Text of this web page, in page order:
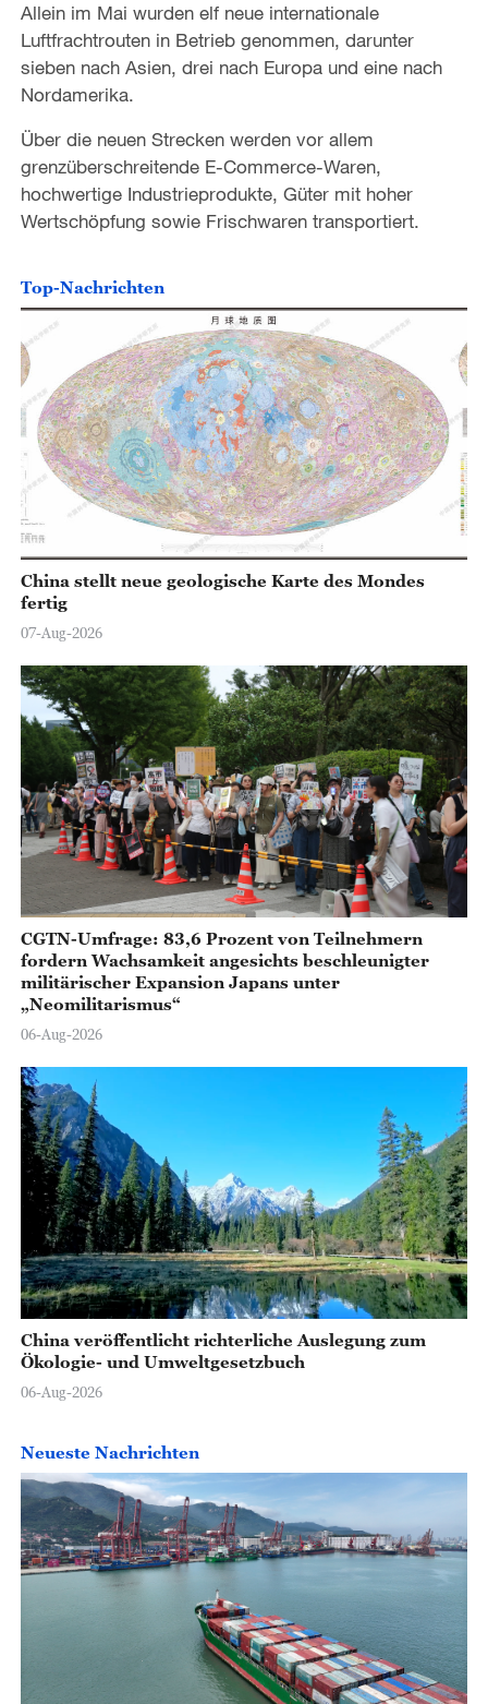
Allein im Mai wurden elf neue internationale
Luftfrachtrouten in Betrieb genommen, darunter
sieben nach Asien, drei nach Europa und eine nach
Nordamerika.
Über die neuen Strecken werden vor allem
grenzüberschreitende E-Commerce-Waren,
hochwertige Industrieprodukte, Güter mit hoher
Wertschöpfung sowie Frischwaren transportiert.
Top-Nachrichten
China stellt neue geologische Karte des Mondes
fertig
07-Aug-2026
CGTN-Umfrage: 83,6 Prozent von Teilnehmern
fordern Wachsamkeit angesichts beschleunigter
militärischer Expansion Japans unter
„Neomilitarismus“
06-Aug-2026
China veröffentlicht richterliche Auslegung zum
Ökologie- und Umweltgesetzbuch
06-Aug-2026
Neueste Nachrichten